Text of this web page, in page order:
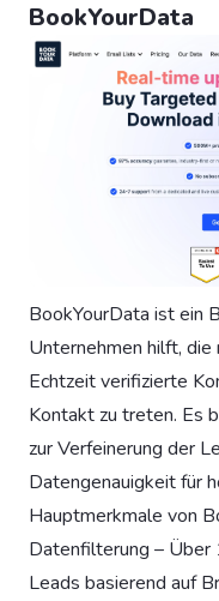
BookYourData
BookYourData ist ein
Unternehmen hilft, die
Echtzeit verifizierte
Kontakt zu treten. Es
zur Verfeinerung der
Datengenauigkeit für
Hauptmerkmale von
Datenfilterung – Über
Leads basierend auf